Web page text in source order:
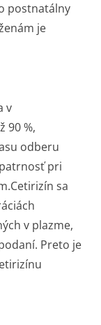
postnatálny
je
v
90 %,
odberu
pri
Cetirizín sa
v plazme,
Preto je